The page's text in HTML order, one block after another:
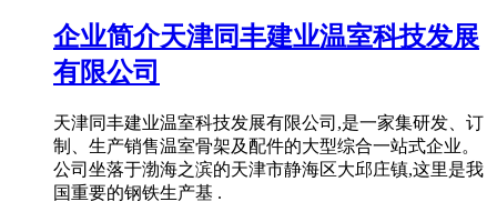
企业简介天津同丰建业温室科技发展
有限公司
天津同丰建业温室科技发展有限公司,是一家集研发、订
制、生产销售温室骨架及配件的大型综合一站式企业。
公司坐落于渤海之滨的天津市静海区大邱庄镇,这里是我
国重要的钢铁生产基 .